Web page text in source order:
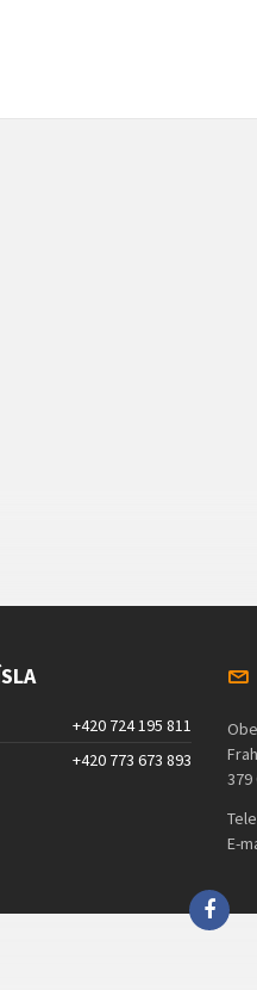
+420 724 195 811
+420 773 673 893
379
E-